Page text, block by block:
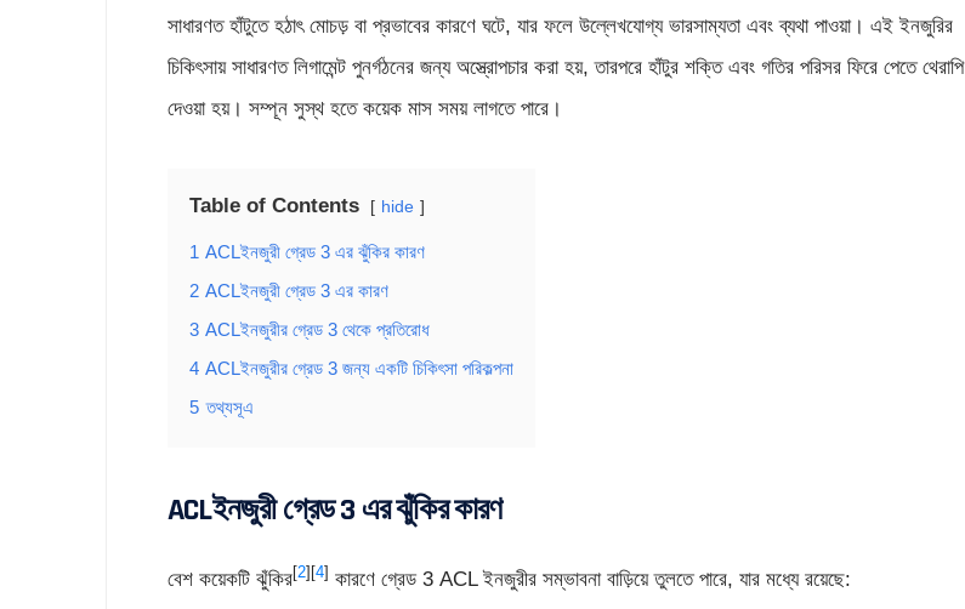
সাধারণত হাঁটুতে হঠাৎ মোচড় বা প্রভাবের কারণে ঘটে, যার ফলে উল্লেখযোগ্য ভারসাম্যতা এবং ব্যথা পাওয়া। এই ইনজুরির
চিকিৎসায় সাধারণত লিগামেন্ট পুনর্গঠনের জন্য অস্ত্রোপচার করা হয়, তারপরে হাঁটুর শক্তি এবং গতির পরিসর ফিরে পেতে থেরাপি
দেওয়া হয়। সম্পূন সুস্থ হতে কয়েক মাস সময় লাগতে পারে।
Table of Contents hide
1 ACLইনজুরী গ্রেড 3 এর ঝুঁকির কারণ
2 ACLইনজুরী গ্রেড 3 এর কারণ
3 ACLইনজুরীর গ্রেড 3 থেকে প্রতিরোধ
4 ACLইনজুরীর গ্রেড 3 জন্য একটি চিকিৎসা পরিকল্পনা
5 তথ্যসূএ
ACLইনজুরী গ্রেড 3 এর ঝুঁকির কারণ
বেশ কয়েকটি ঝুঁকির[2][4] কারণে গ্রেড 3 ACL ইনজুরীর সম্ভাবনা বাড়িয়ে তুলতে পারে, যার মধ্যে রয়েছে: